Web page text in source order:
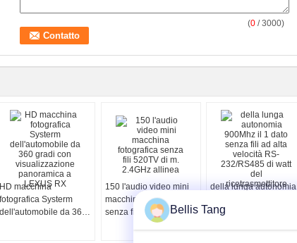
(0 / 3000)
HD macchina
fotografica Systerm
dell'automobile da 360
150 l'audio video mini
macchina fotografica
senza fili 520TV di m.
2.4GHz allinea
della lunga autonomia
fili ad alta velocità RS-
Bellis Tang